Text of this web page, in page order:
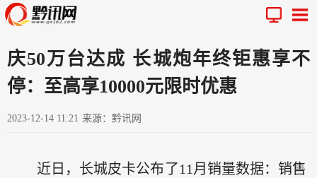
庆50万台达成 长城炮年终钜惠享不
停：至高享10000元限时优惠
2023-12-14 11:21 来源：黔讯网
近日，长城皮卡公布了11月销量数据：销售